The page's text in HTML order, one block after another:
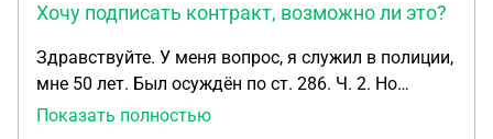
Хочу подписать контракт, возможно ли это?
Здравствуйте. У меня вопрос, я служил в полиции,
мне 50 лет. Был осуждён по ст. 286. Ч. 2. Но
судимость погашена, точнее прошло 13 лет. Хочу
Показать полностью